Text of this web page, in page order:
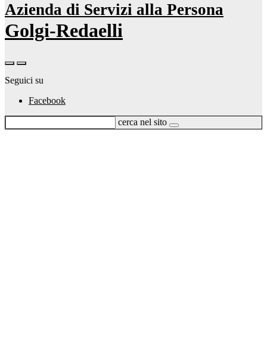
Azienda di Servizi alla Persona
Golgi-Redaelli
Seguici su
Facebook
cerca nel sito